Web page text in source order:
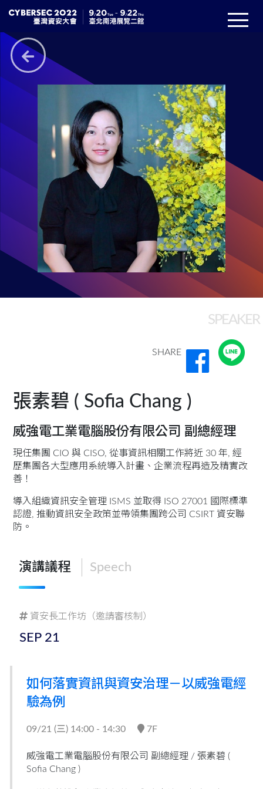
SPEAKER
SHARE
張素碧 ( Sofia Chang )
威強電工業電腦股份有限公司 副總經理
現任集團 CIO 與 CISO, 從事資訊相關工作將近 30 年, 經
歷集團各大型應用系統導入計畫、企業流程再造及精實改
善！
導入組織資訊安全管理 ISMS 並取得 ISO 27001 國際標準
認證, 推動資訊安全政策並帶領集團跨公司 CSIRT 資安聯
防。
演講議程 Speech
資安長工作坊（邀請審核制）
SEP 21
如何落實資訊與資安治理－以威強電經
驗為例
09/21 (三) 14:00 - 14:30 7F
威強電工業電腦股份有限公司 副總經理 / 張素碧 (
Sofia Chang )